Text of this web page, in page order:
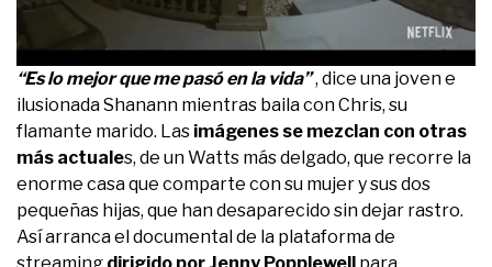
0
seconds
of
2
minutes,
5
seconds
“Es lo mejor que me pasó en la vida”, dice una joven e
ilusionada Shanann mientras baila con Chris, su
flamante marido. Las imágenes se mezclan con otras
más actuales, de un Watts más delgado, que recorre la
enorme casa que comparte con su mujer y sus dos
pequeñas hijas, que han desaparecido sin dejar rastro.
Así arranca el documental de la plataforma de
streaming dirigido por Jenny Popplewell para